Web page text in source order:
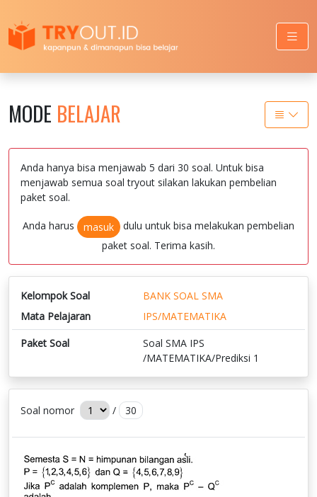
MODE BELAJAR
Anda hanya bisa menjawab 5 dari 30 soal. Untuk bisa
menjawab semua soal tryout silakan lakukan pembelian
paket soal.
Anda harus masuk
dulu untuk bisa melakukan pembelian
paket soal. Terima kasih.
Kelompok Soal
BANK SOAL SMA
Mata Pelajaran
IPS/MATEMATIKA
Paket Soal
Soal SMA IPS
/MATEMATIKA/Prediksi 1
Soal nomor / 30